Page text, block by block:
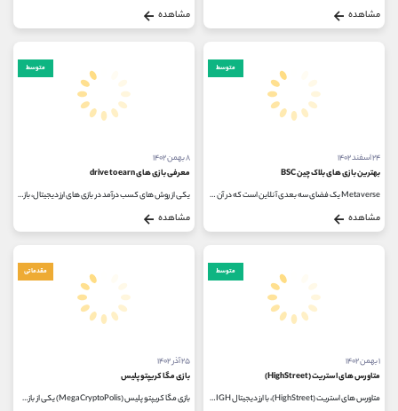
مشاهده مشاهده
متوسط
۲۴ اسفند ۱۴۰۲
بهترین بازی های بلاک چین BSC
Metaverse یک فضای سه بعدی آنلاین است که در آن کاربران می توانند در یک محیط سه بعدی؛ کار، بازی و معاشرت کنند. Metaverse هنوز در حال تکامل...
مشاهده
متوسط
۸ بهمن ۱۴۰۲
معرفی بازی های drive to earn
یکی از روش های کسب درآمد در بازی های ارز دیجیتال، بازی های کریپتویی است. این بدان معناست که علاوه بر بازی و تفریح، می توانید...
مشاهده
متوسط
۱ بهمن ۱۴۰۲
متاورس های استریت (HighStreet)
متاورس های استریت (HighStreet)، با ارز دیجیتال HIGH و STREET، بیست و هشتمین پروژه ارزهای دیجیتال در بایننس لانچ پد است که به همه این فرصت...
مقدماتی
۲۵ آذر ۱۴۰۲
بازی مگا کریپتو پلیس
بازی مگا کریپتو پلیس (MegaCryptoPolis) یکی از بازی های حوزه ارز دیجیتال، در حال تبدیل شدن به یک صنعت رو به رشد است. بازی‌ های متاورس...